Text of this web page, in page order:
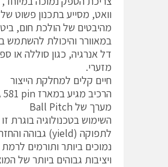
וואט, מסייע בתכנון פשוט של
מהיבטים של הולכת חום,
במאוורר והיכולת להשתמש
דל אנרגיה, כגון סוללה או
מזערי.
חיים קלים למחלקת הייצור
מערך של Ball Pitch
השימוש בטכנולוגיה בוגרת
נמוכים ביותר ותורמים
ויציבות גבוהים ביותר של